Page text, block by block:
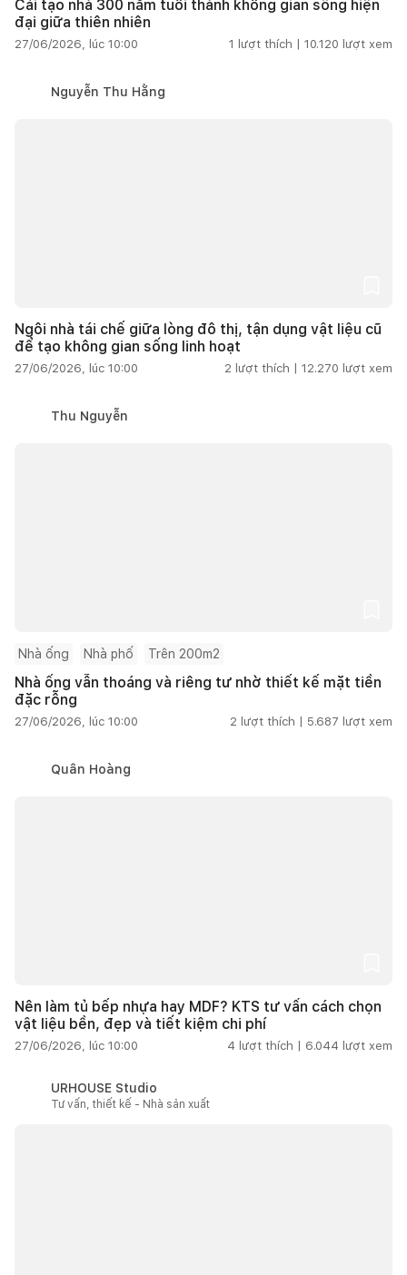
Cải tạo nhà 300 năm tuổi thành không gian sống hiện
đại giữa thiên nhiên
27/06/2026, lúc 10:00 1 lượt thích | 10.120 lượt xem
Nguyễn Thu Hằng
Ngôi nhà tái chế giữa lòng đô thị, tận dụng vật liệu cũ
để tạo không gian sống linh hoạt
27/06/2026, lúc 10:00 2 lượt thích | 12.270 lượt xem
Thu Nguyễn
Nhà ống Nhà phố Trên 200m2
Nhà ống vẫn thoáng và riêng tư nhờ thiết kế mặt tiền
đặc rỗng
27/06/2026, lúc 10:00 2 lượt thích | 5.687 lượt xem
Quân Hoàng
Nên làm tủ bếp nhựa hay MDF? KTS tư vấn cách chọn
vật liệu bền, đẹp và tiết kiệm chi phí
27/06/2026, lúc 10:00 4 lượt thích | 6.044 lượt xem
URHOUSE Studio
Tư vấn, thiết kế - Nhà sản xuất